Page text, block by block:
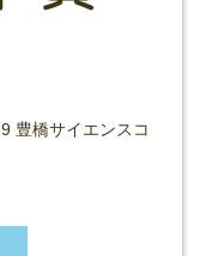
豊橋サイエンスコ